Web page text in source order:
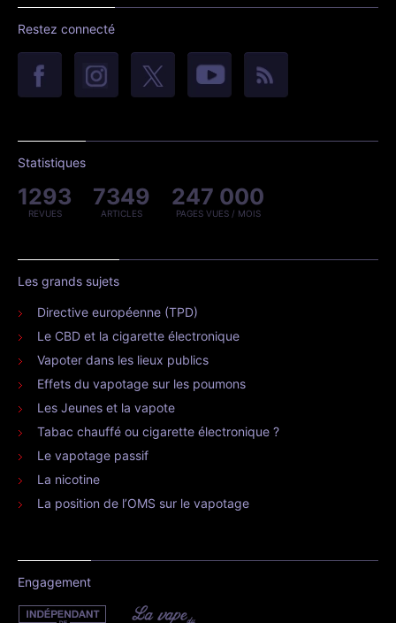
Restez connecté
Statistiques
1293
REVUES
7349
ARTICLES
247 000
PAGES VUES / MOIS
Les grands sujets
Directive européenne (TPD)
Le CBD et la cigarette électronique
Vapoter dans les lieux publics
Effets du vapotage sur les poumons
Les Jeunes et la vapote
Tabac chauffé ou cigarette électronique ?
Le vapotage passif
La nicotine
La position de l’OMS sur le vapotage
Engagement